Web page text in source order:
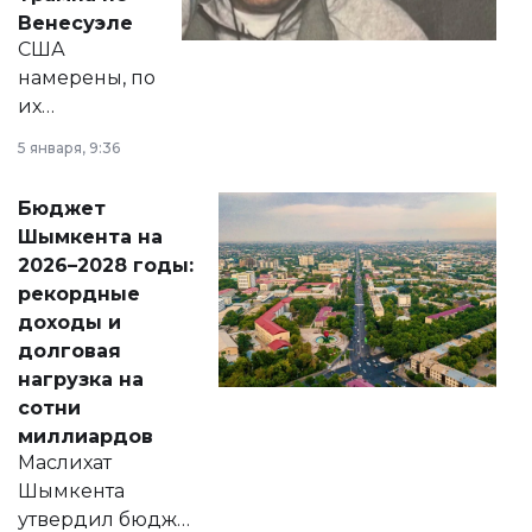
личного здоровья.
Венесуэле
США
намерены, по
их
принести
народу
Венесуэлы.
5 января, 9:36
Бюджет
Шымкента на
2026–2028 годы:
рекордные
доходы и
долговая
нагрузка на
сотни
миллиардов
Маслихат
Шымкента
утвердил бюджет